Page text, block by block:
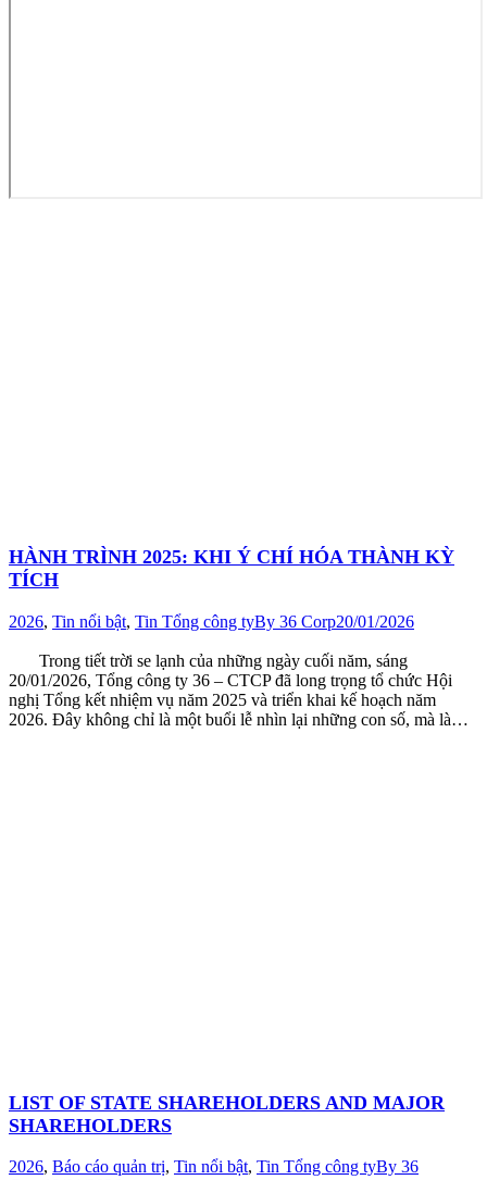
HÀNH TRÌNH 2025: KHI Ý CHÍ HÓA THÀNH KỲ
TÍCH
2026, Tin nổi bật, Tin Tổng công tyBy 36 Corp20/01/2026
Trong tiết trời se lạnh của những ngày cuối năm, sáng
20/01/2026, Tổng công ty 36 – CTCP đã long trọng tổ chức Hội
nghị Tổng kết nhiệm vụ năm 2025 và triển khai kế hoạch năm
2026. Đây không chỉ là một buổi lễ nhìn lại những con số, mà là…
LIST OF STATE SHAREHOLDERS AND MAJOR
SHAREHOLDERS
2026, Báo cáo quản trị, Tin nổi bật, Tin Tổng công tyBy 36